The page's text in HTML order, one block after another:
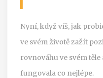
Nyní, když víš, jak
ve svém životě zažít
rovnováhu ve svém těle
fungovala co nejlépe.